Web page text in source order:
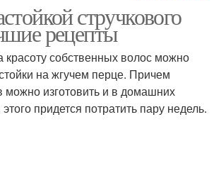
Настойка на перце
Маски с перцем
стручкового
рецепты
красоту собственных волос можно
на жгучем перце. Причем
можно изготовить и в домашних
придется потратить пару недель.